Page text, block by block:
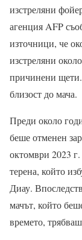
изстреляни
агенция AFP
източници, че
изстреляни
причинени
близост до мача.
Преди около
беше отменен
октомври 2023
терена, който
Диау.
мачът, който
времето,